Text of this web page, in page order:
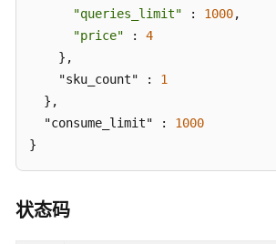
息
订
详
-
"queries_limit" : 1000,
"price" : 4
    },
    "sku_count" :
1
  },
  "consume_limit" :
1000
}
状态码